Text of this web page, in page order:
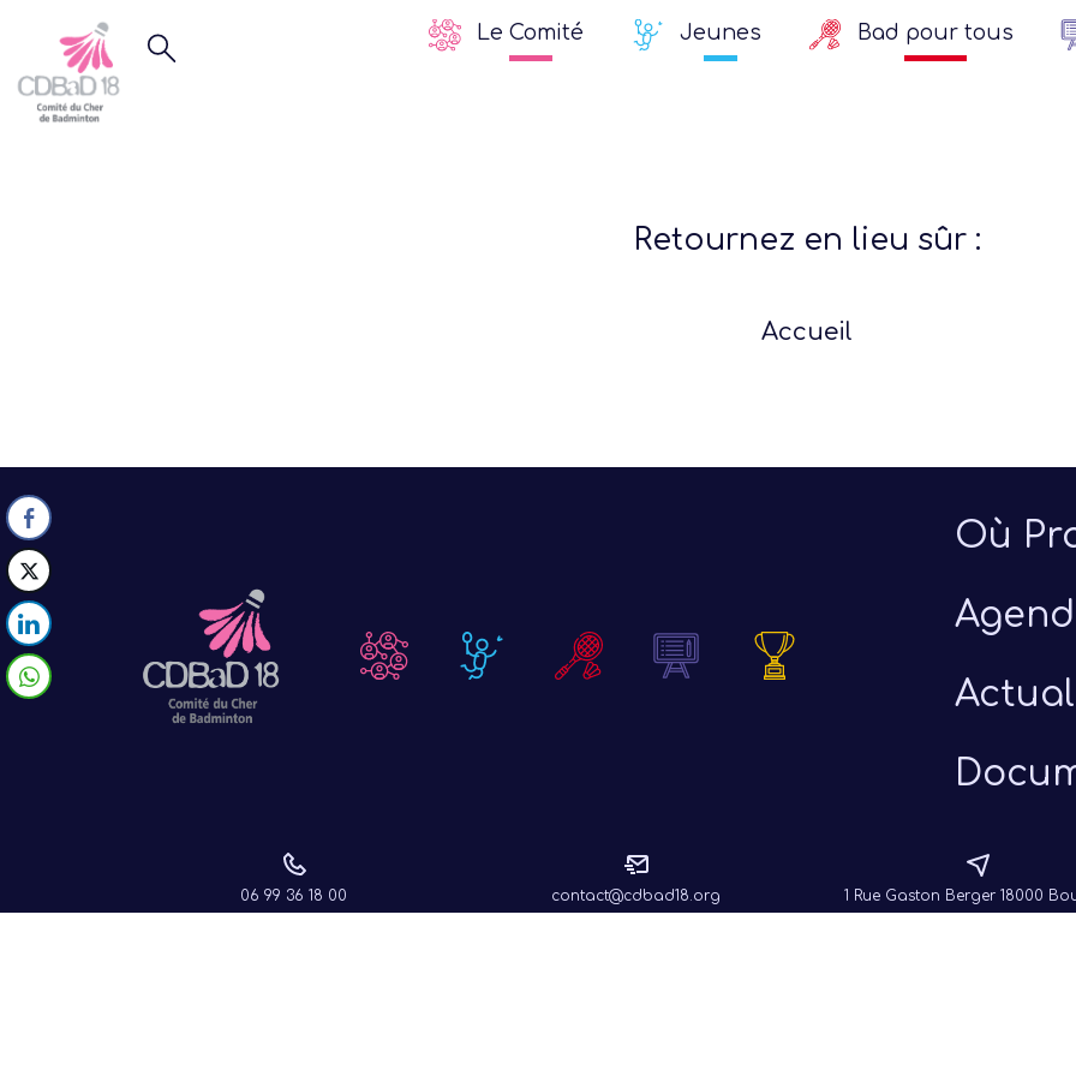
Le Comité Jeunes Bad pour tous
Retournez en lieu sûr :
Accueil
Où
06 99 36 18 00 contact@cdbad18.org 1 Rue Gaston Berger 18000